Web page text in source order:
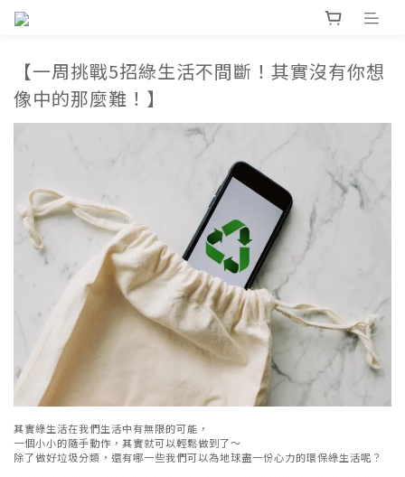
【一周挑戰5招綠生活不間斷！其實沒有你想
像中的那麼難！】
其實綠生活在我們生活中有無限的可能，
一個小小的隨手動作，其實就可以輕鬆做到了～
除了做好垃圾分類，還有哪一些我們可以為地球盡一份心力的環保綠生活呢？